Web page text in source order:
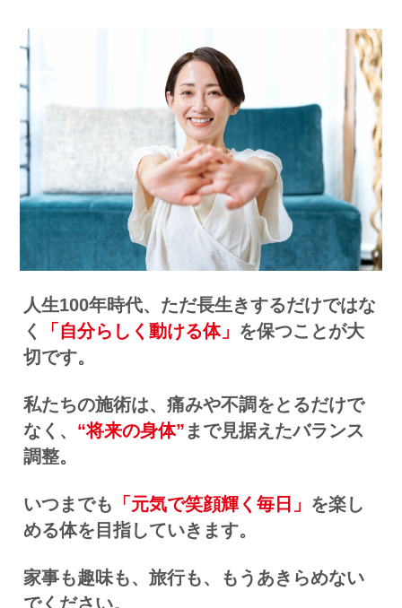
人生100年時代、ただ長生きするだけではな
く
「自分らしく動ける体」 を保つことが大
切です。
私たちの施術は、痛みや不調をとるだけで
なく、 “将来の身体” まで見据えたバランス
調整。
いつまでも 「元気で笑顔輝く毎日」 を楽し
める体を目指していきます。
家事も趣味も、旅行も、もうあきらめない
でください。